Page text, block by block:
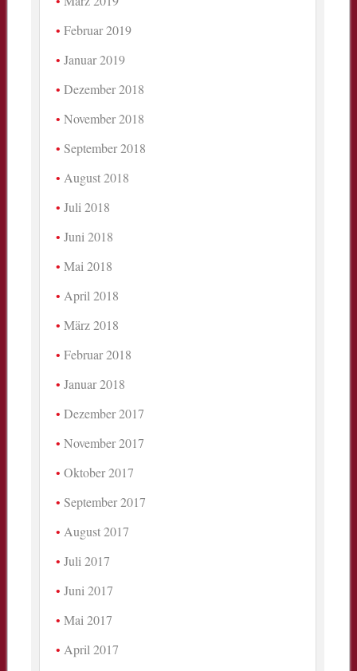
Februar 2019
Januar 2019
Dezember 2018
November 2018
September 2018
August 2018
Juli 2018
Juni 2018
Mai 2018
April 2018
März 2018
Februar 2018
Januar 2018
Dezember 2017
November 2017
Oktober 2017
September 2017
August 2017
Juli 2017
Juni 2017
Mai 2017
April 2017